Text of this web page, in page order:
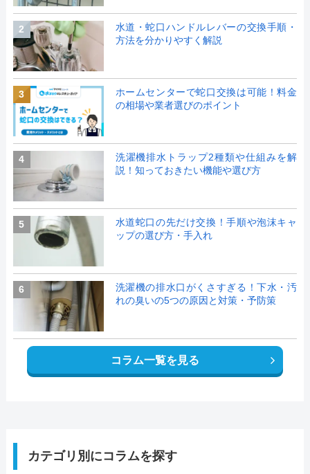
2
水道・蛇口ハンドルレバーの交換手順・
方法を分かりやすく解説
3
ホームセンターで蛇口交換は可能！料金
の相場や業者選びのポイント
4
洗濯機排水トラップ2種類や仕組みを解
説！知っておきたい機能や選び方
5
水道蛇口の先だけ交換！手順や泡沫キャ
ップの選び方・手入れ
6
洗濯機の排水口がくさすぎる！下水・汚
れの臭いの5つの原因と対策・予防策
コラム一覧を見る
カテゴリ別にコラムを探す